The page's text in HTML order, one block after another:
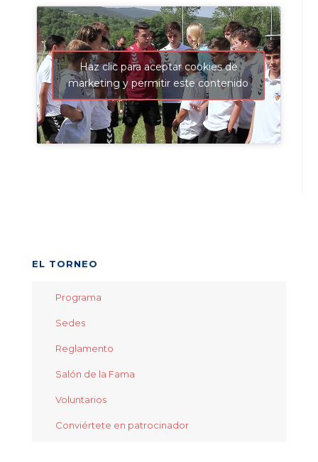
Haz clic para aceptar cookies de
marketing y permitir este contenido
EL TORNEO
Programa
Sedes
Reglamento
Salón de la Fama
Voluntarios
Conviértete en patrocinador